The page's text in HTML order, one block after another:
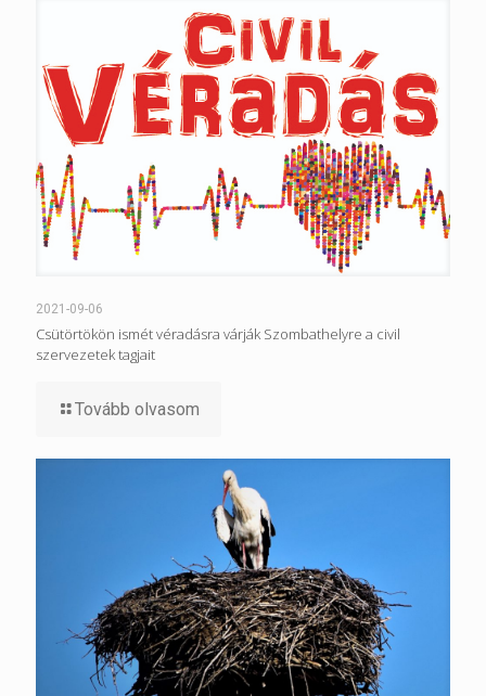
2021-09-06
Csütörtökön ismét véradásra várják Szombathelyre a civil
szervezetek tagjait
Tovább olvasom